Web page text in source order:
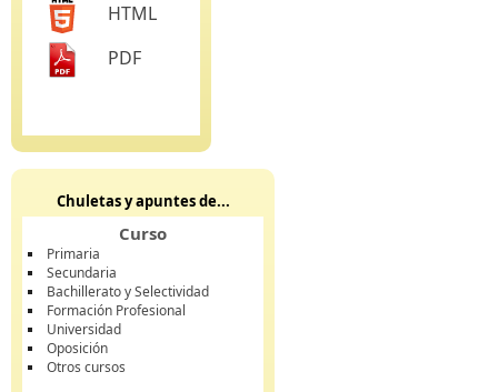
HTML
PDF
Chuletas y apuntes de...
Curso
Primaria
Secundaria
Bachillerato y Selectividad
Formación Profesional
Universidad
Oposición
Otros cursos